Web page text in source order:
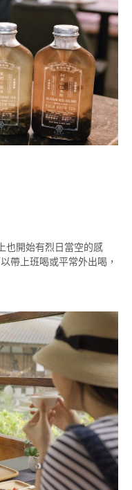
也開始有烈日當空的感
帶上班喝或平常外出喝，